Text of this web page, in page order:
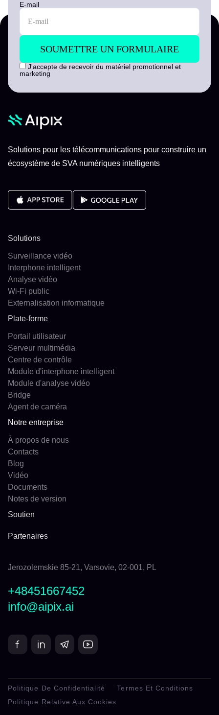
E-mail
J'accepte de recevoir du matériel promotionnel et
marketing
Solutions pour les télécommunications pour construire un
écosystème de SVA numériques intelligents
Solutions
Surveillance vidéo
Interphone intelligent
Analyse vidéo
Wi-Fi public
Externalisation informatique
Plate-forme
Portail utilisateur
Serveur multimédia
Centre de contrôle
Module d'interphone intelligent
Module d'analyse vidéo
Bridge
Agent de caméra
Notre entreprise
À propos de nous
Contacts
Blog
Vidéo
Documents
Notes de version
Soutien
Partenaires
Jerozolemskie 85-21, Varsovie, 02-001, PL
+48451667452
info@aipix.ai
Politique De Confidentialité
Termes Et Conditions
Politique Relative Aux Cookies